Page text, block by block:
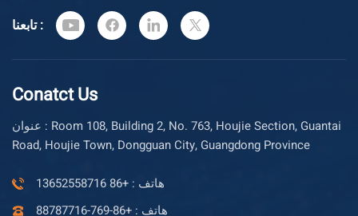
تابعنا :
Conatct Us
عنوان : Room 108, Building 2, No. 763, Houjie Section, Guantai
Road, Houjie Town, Dongguan City, Guangdong Province
هاتف : +86 13652558716
هاتف : +86-769-88787716